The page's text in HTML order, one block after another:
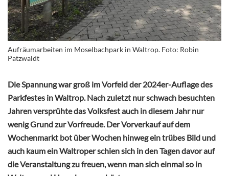
Aufräumarbeiten im Moselbachpark in Waltrop. Foto: Robin
Patzwaldt
Die Spannung war groß im Vorfeld der 2024er-Auflage des
Parkfestes in Waltrop. Nach zuletzt nur schwach besuchten
Jahren versprühte das Volksfest auch in diesem Jahr nur
wenig Grund zur Vorfreude. Der Vorverkauf auf dem
Wochenmarkt bot über Wochen hinweg ein trübes Bild und
auch kaum ein Waltroper schien sich in den Tagen davor auf
die Veranstaltung zu freuen, wenn man sich einmal so in